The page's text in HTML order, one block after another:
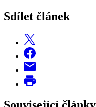
Sdílet článek